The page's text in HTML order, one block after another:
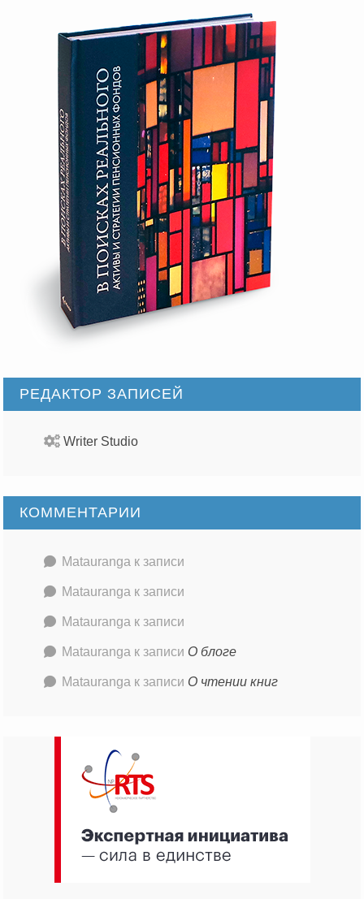
РЕДАКТОР ЗАПИСЕЙ
Writer Studio
КОММЕНТАРИИ
Matauranga к записи
Matauranga к записи
Matauranga к записи
Matauranga к записи О блоге
Matauranga к записи О чтении книг